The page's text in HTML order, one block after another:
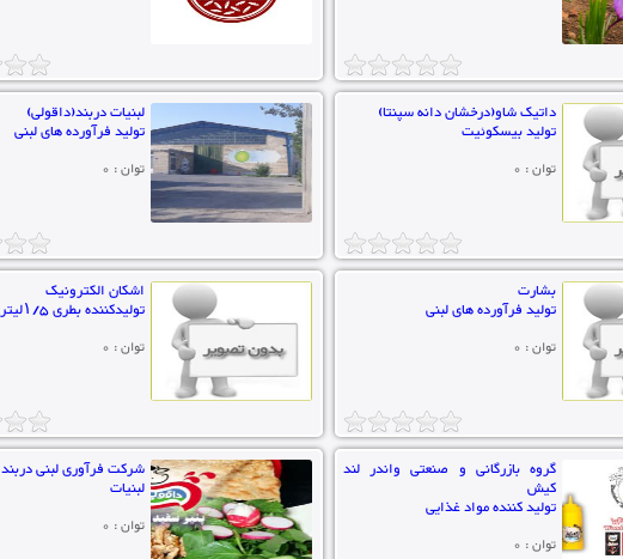
داتیک شاو(درخشان دانه سپنتا)
تولید بیسکوئیت
توان : 0
لبنیات دربند(داقولی)
تولید فرآورده های لبنی
توان : 0
بشارت
تولید فرآورده های لبنی
توان : 0
اشکان الکترونیک
تولیدکننده بطری ۱/۵لیتری
توان : 0
گروه بازرگانی و صنعتی واندر لند
کیش
تولید کننده مواد غذایی
توان : 0
شرکت فرآوری لبنی دربند
لبنیات
توان : 0